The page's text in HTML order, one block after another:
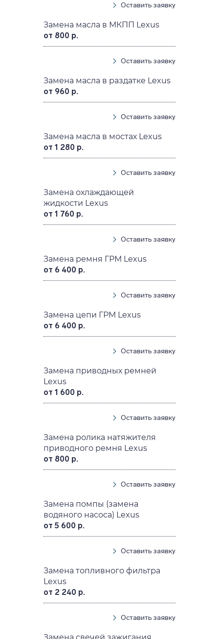
Оставить заявку
Замена масла в МКПП Lexus
от 800 р.
Оставить заявку
Замена масла в раздатке Lexus
от 960 р.
Оставить заявку
Замена масла в мостах Lexus
от 1 280 р.
Оставить заявку
Замена охлаждающей
жидкости Lexus
от 1 760 р.
Оставить заявку
Замена ремня ГРМ Lexus
от 6 400 р.
Оставить заявку
Замена цепи ГРМ Lexus
от 6 400 р.
Оставить заявку
Замена приводных ремней
Lexus
от 1 600 р.
Оставить заявку
Замена ролика натяжителя
приводного ремня Lexus
от 800 р.
Оставить заявку
Замена помпы (замена
водяного насоса) Lexus
от 5 600 р.
Оставить заявку
Замена топливного фильтра
Lexus
от 2 240 р.
Оставить заявку